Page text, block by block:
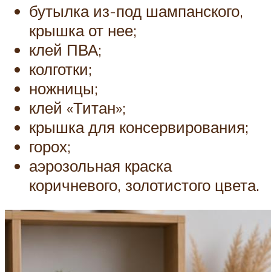
бутылка из-под шампанского,
крышка от нее;
клей ПВА;
колготки;
ножницы;
клей «Титан»;
крышка для консервирования;
горох;
аэрозольная краска
коричневого, золотистого цвета.